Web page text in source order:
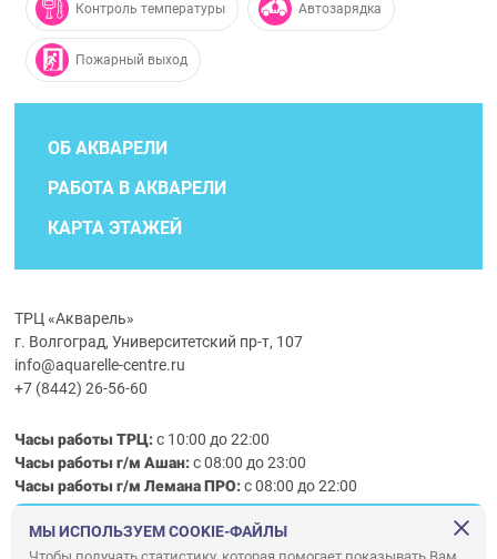
Контроль температуры Автозарядка
Пожарный выход
ОБ АКВАРЕЛИ
РАБОТА В АКВАРЕЛИ
КАРТА ЭТАЖЕЙ
ТРЦ «Акварель»
г. Волгоград, Университетский пр-т, 107
info@aquarelle-centre.ru
+7 (8442) 26-56-60
Часы работы ТРЦ:с 10:00 до 22:00
Часы работы г/м Ашан:с 08:00 до 23:00
Часы работыг/мЛемана ПРО:с 08:00 до 22:00
Правила посещения ТРЦ «Акварель»
МЫ ИСПОЛЬЗУЕМ COOKIE-ФАЙЛЫ